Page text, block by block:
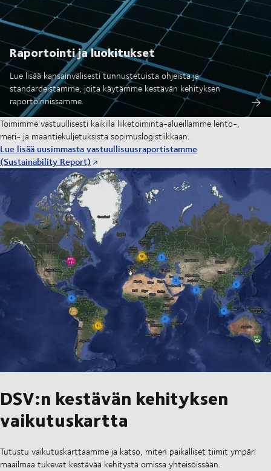
Raportointi ja luokitukset
Lue lisää kansainvälisesti tunnustetuista ohjeista ja
standardeistamme, joita käytämme kestävän kehityksen
raportoinnissamme.
Toimimme vastuullisesti kaikilla liiketoiminta-alueillamme lento-,
meri- ja maantiekuljetuksista sopimuslogistiikkaan.
Lue lisää uusimmasta vastuullisuusraportistamme
(Sustainability Report)
DSV:n kestävän kehityksen
vaikutuskartta
Tutustu vaikutuskarttaamme ja katso, miten paikalliset tiimit ympäri
maailmaa tukevat kestävää kehitystä omissa yhteisöissään.